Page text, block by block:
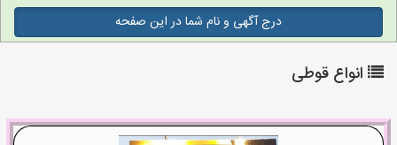
آهن آلاتی های شهرها
درج آگهی و نام شما در این صفحه
انواع قوطی